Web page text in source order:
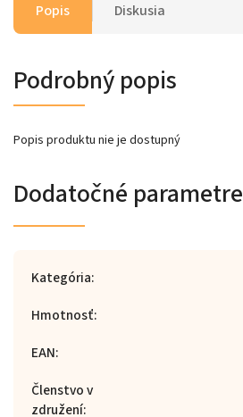
Popis Diskusia
Podrobný popis
Popis produktu nie je dostupný
Dodatočné parametre
Kategória:
Hmotnosť:
EAN:
Členstvo v
združení: